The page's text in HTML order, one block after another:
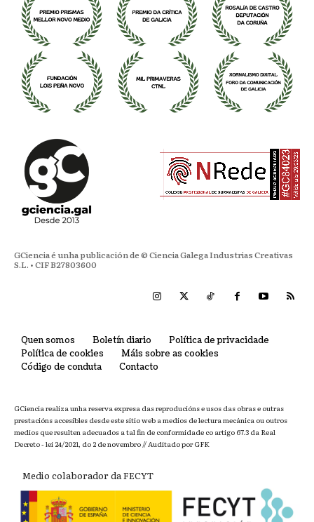
GCiencia é unha publicación de © Ciencia Galega Industrias Creativas
S.L. • CIF B27803600
Quen somos Boletín diario
Política de privacidade
Política de cookies
Máis sobre as cookies
Código de conduta
Contacto
GCiencia realiza unha reserva expresa das reproducións e usos das obras e outras
prestacións accesibles desde este sitio web a medios de lectura mecánica ou outros
medios que resulten adecuados a tal fin de conformidade co artigo 67.3 da Real
Decreto - lei 24/2021, do 2 de novembro // Auditado por GFK
Medio colaborador da FECYT